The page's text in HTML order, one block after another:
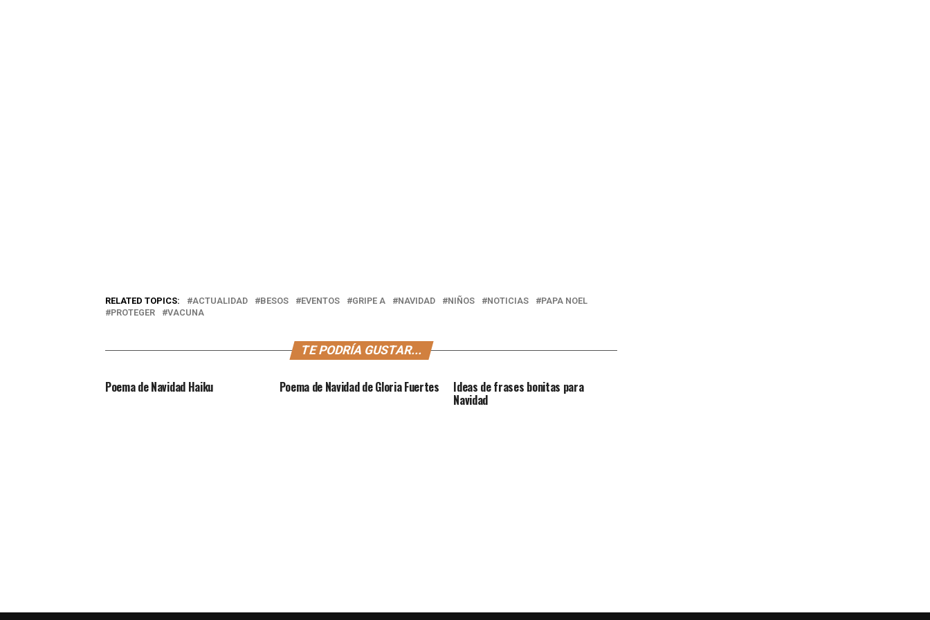
RELATED TOPICS: ACTUALIDAD BESOS EVENTOS GRIPE A NAVIDAD NIÑOS NOTICIAS
PAPA NOEL
PROTEGER
VACUNA
TE PODRÍA GUSTAR...
Poema de Navidad Haiku Poema de Navidad de Gloria Fuertes Ideas de frases bonitas para
Navidad